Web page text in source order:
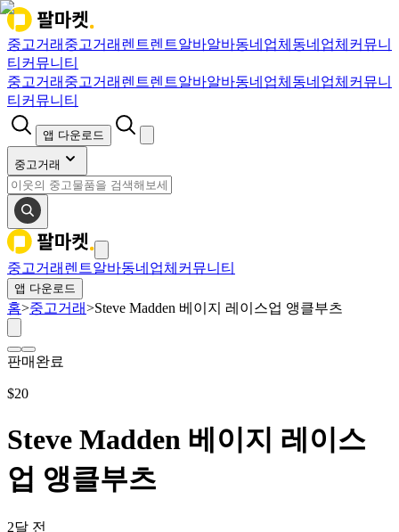
중고거래 중고거래 렌트렌트알바알바동네업체 동네업체 커뮤니
티 커뮤니티
중고거래 중고거래 렌트렌트알바알바동네업체 동네업체 커뮤니
티 커뮤니티
앱 다운로드
중고거래
중고거래 렌트알바동네업체 커뮤니티
앱 다운로드
홈>중고거래>Steve Madden 베이지 레이스업 앵클부츠
판매완료
$20
Steve Madden 베이지 레이스
업 앵클부츠
2달 전